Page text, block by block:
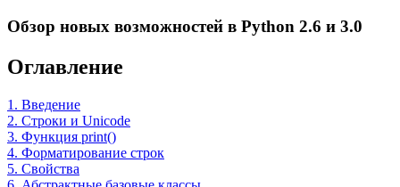
Обзор новых возможностей в Python 2.6 и 3.0
Оглавление
1. Введение
2. Строки и Unicode
3. Функция print()
4. Форматирование строк
5. Свойства